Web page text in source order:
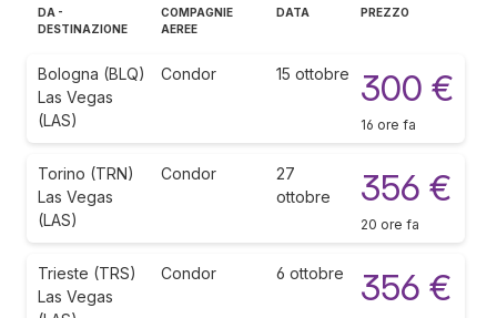
DA -
DESTINAZIONE
COMPAGNIE
AEREE
DATA PREZZO
Bologna (BLQ)
Las Vegas
(LAS)
Condor 15 ottobre 300 €
16 ore fa
Torino (TRN)
Las Vegas
(LAS)
Condor
27
ottobre
356 €
20 ore fa
Trieste (TRS)
Las Vegas
Condor 6 ottobre 356 €